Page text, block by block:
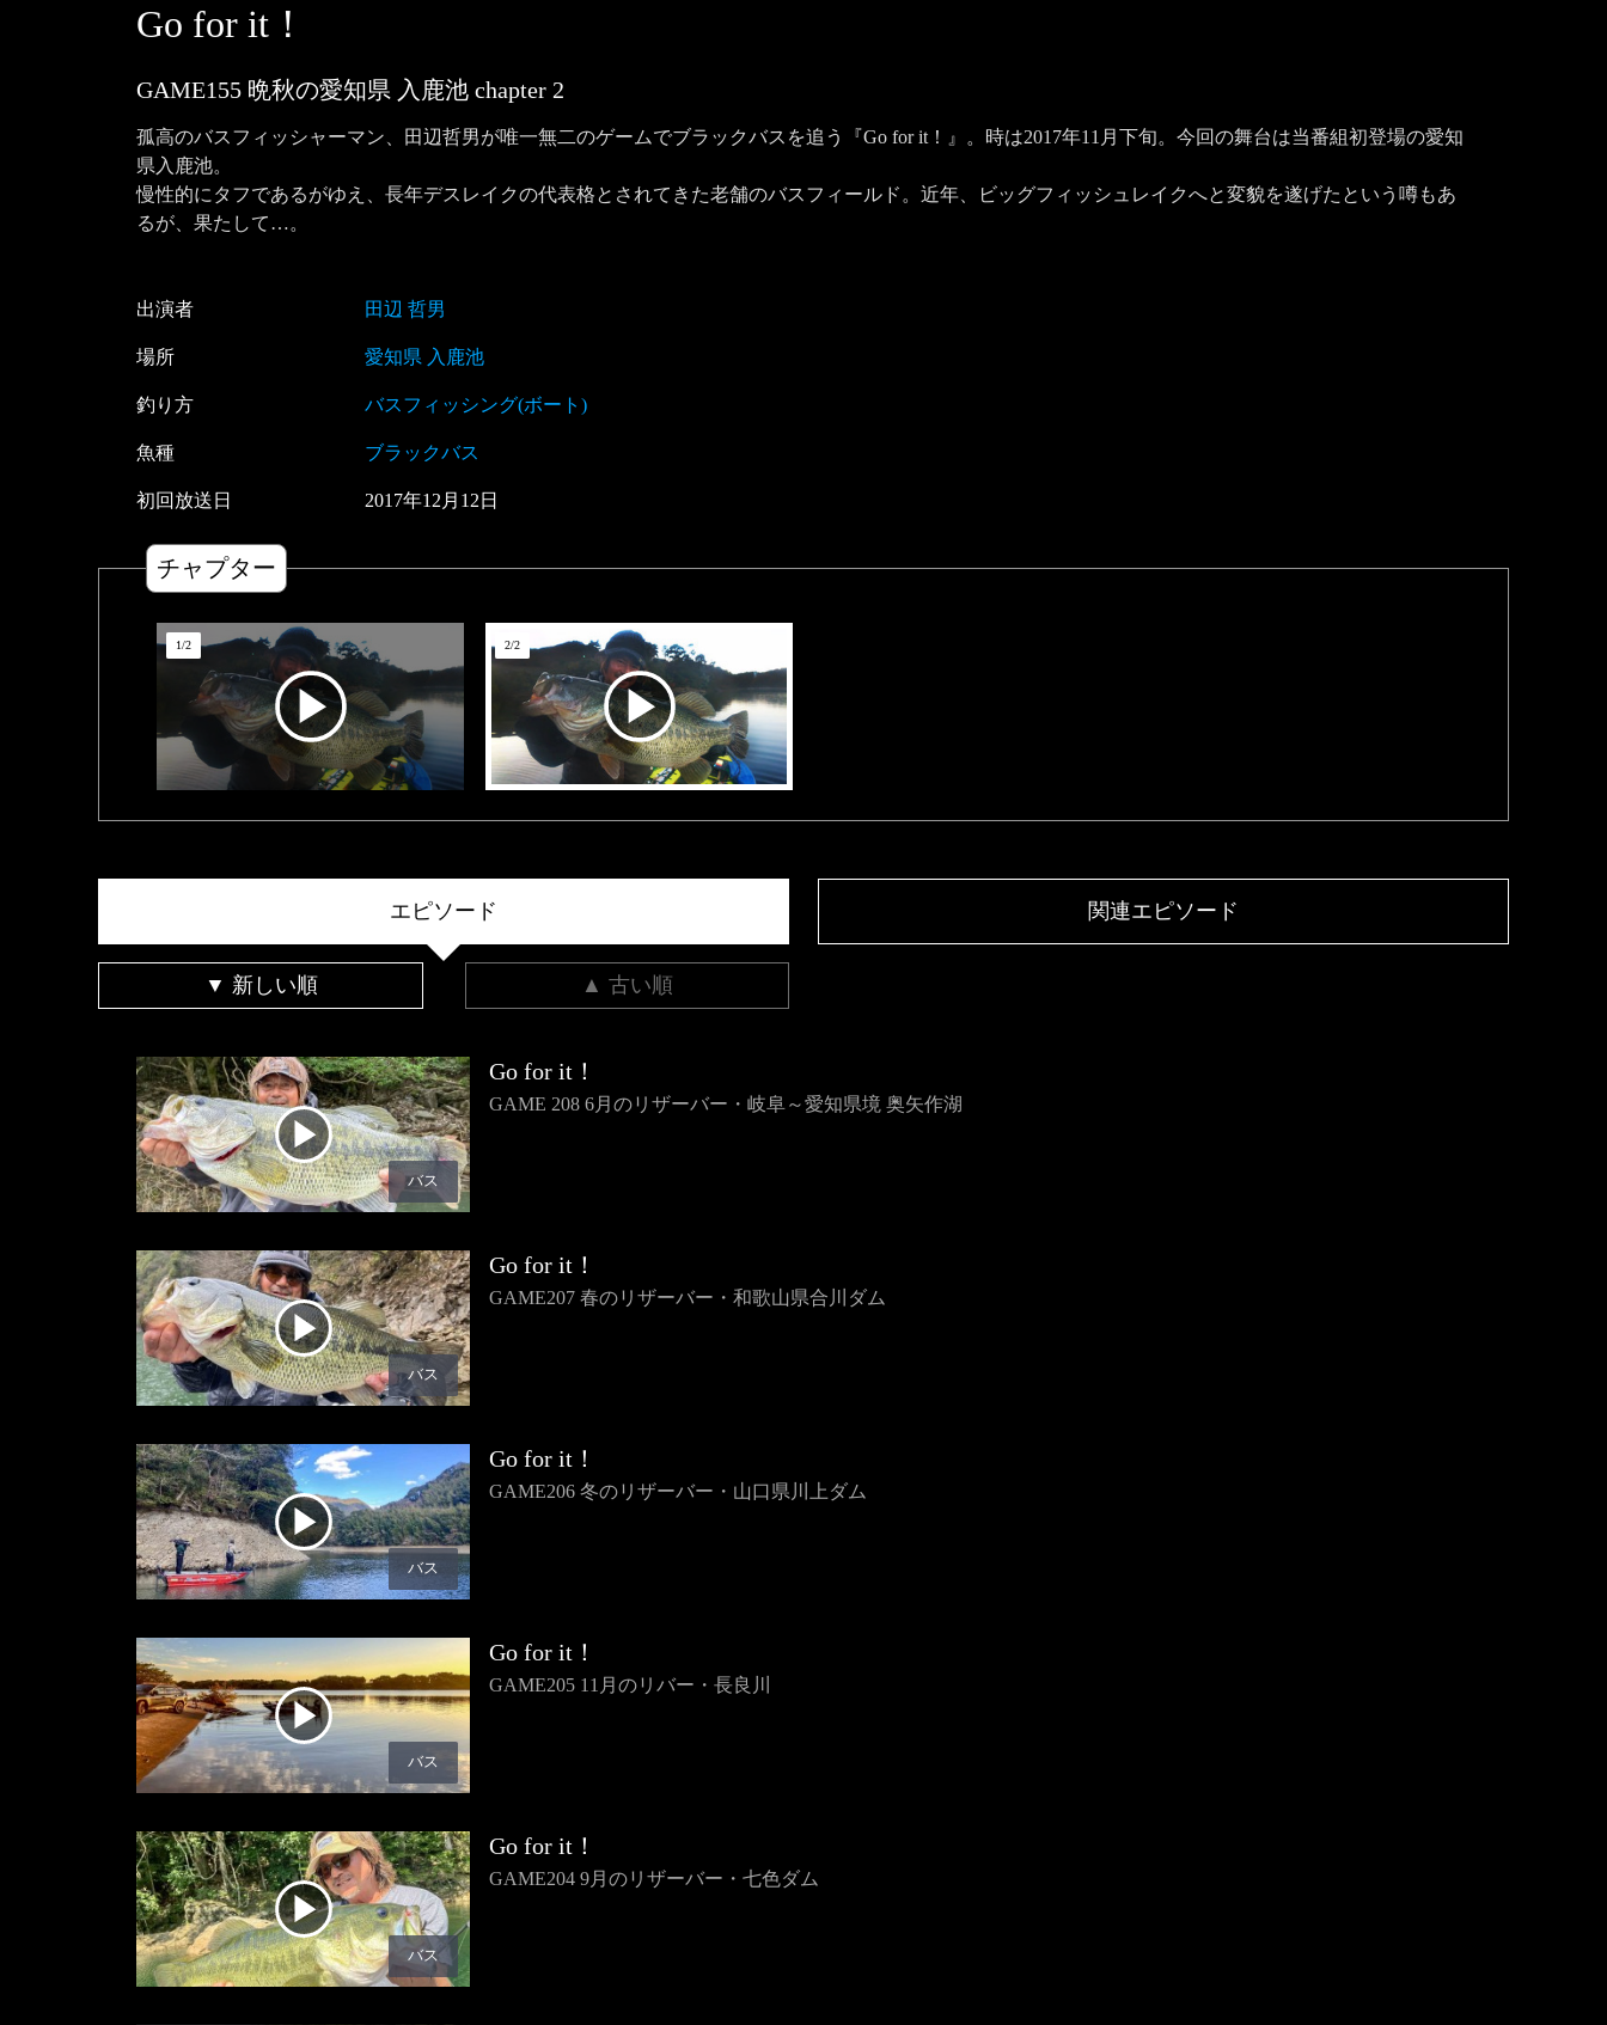
Go for it！
GAME155 晩秋の愛知県 入鹿池 chapter 2
孤高のバスフィッシャーマン、田辺哲男が唯一無二のゲームでブラックバスを追う『Go for it！』。時は2017年11月下旬。今回の舞台は当番組初登場の愛知
県入鹿池。
慢性的にタフであるがゆえ、長年デスレイクの代表格とされてきた老舗のバスフィールド。近年、ビッグフィッシュレイクへと変貌を遂げたという噂もあ
出演者 田辺 哲男
場所 愛知県 入鹿池
釣り方 バスフィッシング(ボート)
魚種 ブラックバス
初回放送日 2017年12 月 12 日
チャプター
1/2 2/2
エピソード 関連エピソード
▼ 新しい順 ▲ 古い順
バス
Go for it！
GAME 208 6月のリザーバー・岐阜～愛知県境 奥矢作湖
バス
Go for it！
GAME207 春のリザーバー・和歌山県合川ダム
バス
Go for it！
GAME206 冬のリザーバー・山口県川上ダム
バス
Go for it！
GAME205 11月のリバー・長良川
バス
Go for it！
GAME204 9月のリザーバー・七色ダム